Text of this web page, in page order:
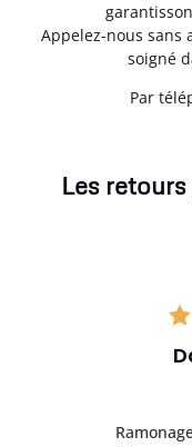
Appelez-nous sans
soigné
Par
Les